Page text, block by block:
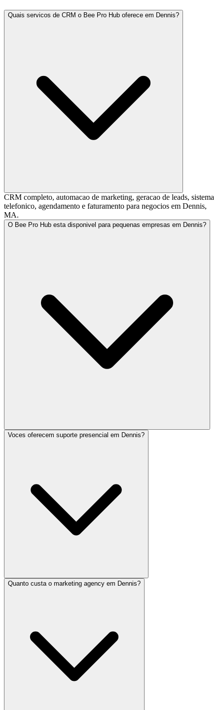
Quais servicos de CRM o Bee Pro Hub oferece em Dennis?
CRM completo, automacao de marketing, geracao de leads, sistema
telefonico, agendamento e faturamento para negocios em Dennis,
MA.
O Bee Pro Hub esta disponivel para pequenas empresas em Dennis?
Voces oferecem suporte presencial em Dennis?
Quanto custa o marketing agency em Dennis?